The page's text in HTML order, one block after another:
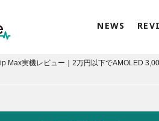
NEWS
Max実機レビュー｜2万円以下でAMOLED